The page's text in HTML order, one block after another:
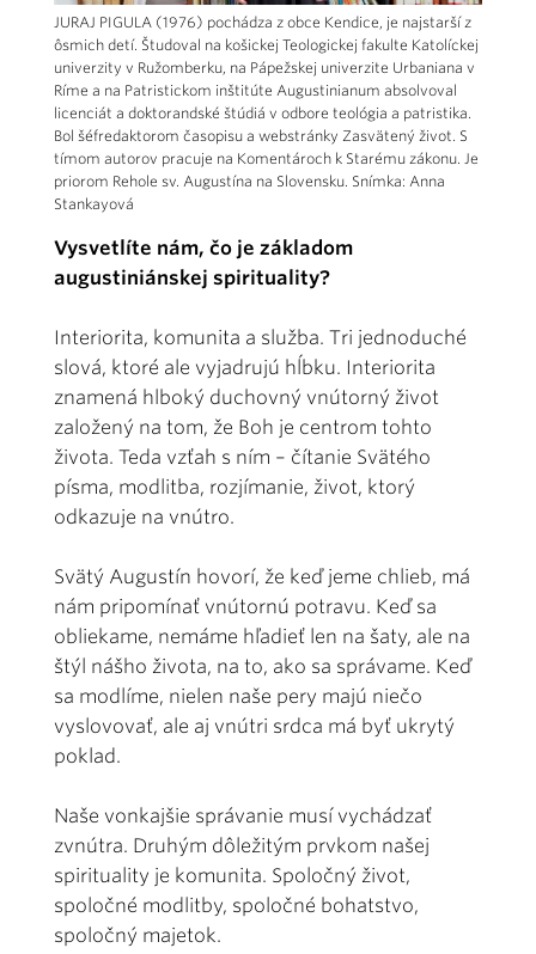
JURAJ PIGULA (1976) pochádza z obce Kendice, je najstarší z
ôsmich detí. Študoval na košickej Teologickej fakulte Katolíckej
univerzity v Ružomberku, na Pápežskej univerzite Urbaniana v
Ríme a na Patristickom inštitúte Augustinianum absolvoval
licenciát a doktorandské štúdiá v odbore teológia a patristika.
Bol šéfredaktorom časopisu a webstránky Zasvätený život. S
tímom autorov pracuje na Komentároch k Starému zákonu. Je
priorom Rehole sv. Augustína na Slovensku. Snímka: Anna
Stankayová
Vysvetlíte nám, čo je základom
augustiniánskej spirituality?
Interiorita, komunita a služba. Tri jednoduché
slová, ktoré ale vyjadrujú hĺbku. Interiorita
znamená hlboký duchovný vnútorný život
založený na tom, že Boh je centrom tohto
života. Teda vzťah s ním – čítanie Svätého
písma, modlitba, rozjímanie, život, ktorý
odkazuje na vnútro.
Svätý Augustín hovorí, že keď jeme chlieb, má
nám pripomínať vnútornú potravu. Keď sa
obliekame, nemáme hľadieť len na šaty, ale na
štýl nášho života, na to, ako sa správame. Keď
sa modlíme, nielen naše pery majú niečo
vyslovovať, ale aj vnútri srdca má byť ukrytý
poklad.
Naše vonkajšie správanie musí vychádzať
zvnútra. Druhým dôležitým prvkom našej
spirituality je komunita. Spoločný život,
spoločné modlitby, spoločné bohatstvo,
spoločný majetok.